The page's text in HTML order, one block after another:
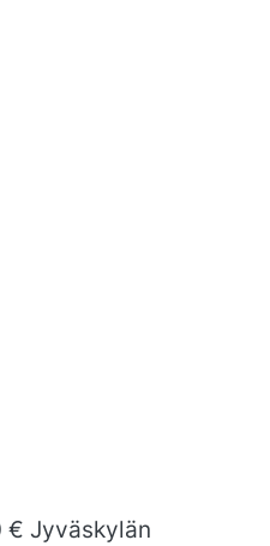
€ Jyväskylän